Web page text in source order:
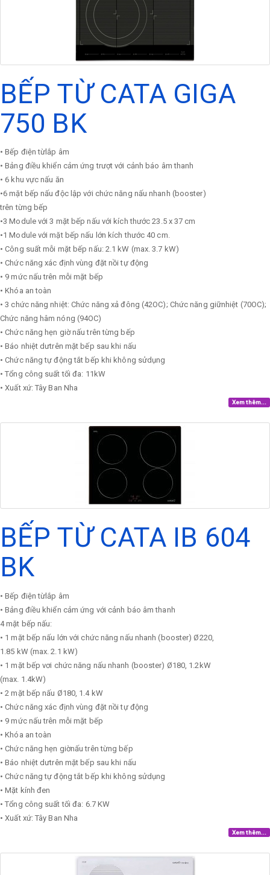
BẾP TỪ CATA GIGA
750 BK
• Bếp điện từlắp âm
• Bảng điều khiển cảm ứng trượt với cảnh báo âm thanh
• 6 khu vực nấu ăn
•6 mặt bếp nấu độc lập với chức năng nấu nhanh (booster)
trên từng bếp
•3 Module với 3 mặt bếp nấu với kích thước 23.5 x 37 cm
•1 Module với mặt bếp nấu lớn kích thước 40 cm.
• Công suất mỗi mặt bếp nấu: 2.1 kW (max. 3.7 kW)
• Chức năng xác định vùng đặt nồi tự động
• 9 mức nấu trên mỗi mặt bếp
• Khóa an toàn
• 3 chức năng nhiệt: Chức năng xả đông (42OC); Chức năng giữnhiệt (70OC);
Chức năng hâm nóng (94OC)
• Chức năng hẹn giờ nấu trên từng bếp
• Báo nhiệt dưtrên mặt bếp sau khi nấu
• Chức năng tự động tắt bếp khi không sửdụng
• Tổng công suất tối đa: 11kW
• Xuất xứ: Tây Ban Nha
Xem thêm...
BẾP TỪ CATA IB 604
BK
• Bếp điện từlắp âm
• Bảng điều khiển cảm ứng với cảnh báo âm thanh
4 mặt bếp nấu:
• 1 mặt bếp nấu lớn với chức năng nấu nhanh (booster) Ø220,
1.85 kW (max. 2.1 kW)
• 1 mặt bếp vơi chức năng nấu nhanh (booster) Ø180, 1.2kW
(max. 1.4kW)
• 2 mặt bếp nấu Ø180, 1.4 kW
• Chức năng xác định vùng đặt nồi tự động
• 9 mức nấu trên mỗi mặt bếp
• Khóa an toàn
• Chức năng hẹn giờnấu trên từng bếp
• Báo nhiệt dưtrên mặt bếp sau khi nấu
• Chức năng tự động tắt bếp khi không sửdụng
• Mặt kính đen
• Tổng công suất tối đa: 6.7 KW
• Xuất xứ: Tây Ban Nha
Xem thêm...